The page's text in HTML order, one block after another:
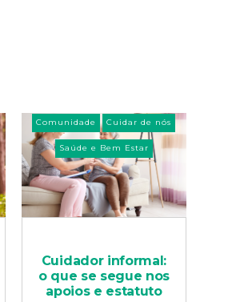
Comunidade Cuidar de nós
Saúde e Bem Estar
Cuidador informal:
o que se segue nos
apoios e estatuto